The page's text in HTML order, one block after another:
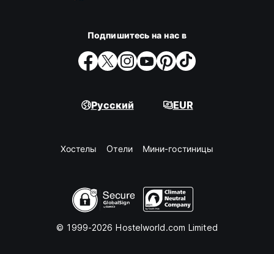
Подпишитесь на нас в
Русский EUR
Хостелы Oтели Мини-гостиницы
© 1999-2026 Hostelworld.com Limited